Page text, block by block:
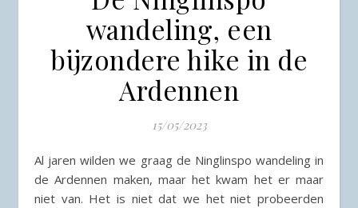
wandeling, een
bijzondere hike in de
Ardennen
15/05/2023
Al jaren wilden we graag de Ninglinspo wandeling in
de Ardennen maken, maar het kwam het er maar
niet van. Het is niet dat we het niet probeerden